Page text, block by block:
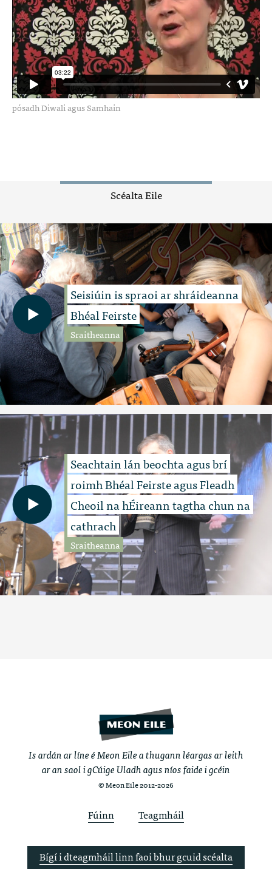
pósadh Diwali agus Samhain
Scéalta Eile
Seisiúin is spraoi ar shráideanna
Bhéal Feirste
Sraitheanna
Seachtain lán beochta agus brí
roimh Bhéal Feirste agus Fleadh
Cheoil na hÉireann tagtha chun na
cathrach
Sraitheanna
Is ardán ar líne é Meon Eile a thugann léargas ar leith
ar an saol i gCúige Uladh agus níos faide i gcéin
© Meon Eile 2012-2026
Fúinn Teagmháil
Bígí i dteagmháil linn faoi bhur gcuid scéalta